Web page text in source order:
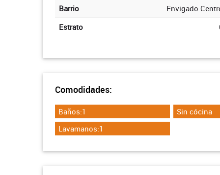
Barrio
Envigado
Estrato
Comodidades:
Baños:1
Sin cócina
Lavamanos:1